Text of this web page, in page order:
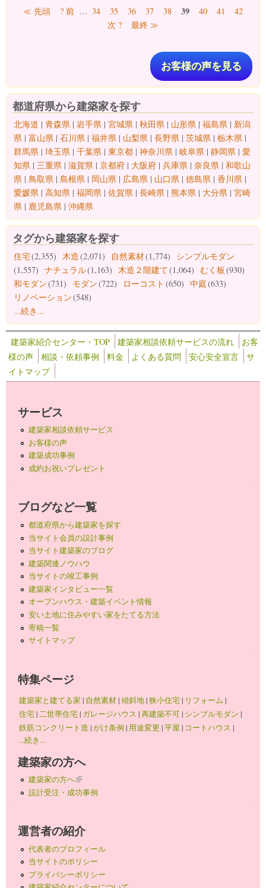
ページ
≪ 先頭 ? 前 … 34 35 36 37 38 39 40 41
42
次 ?
最終 ≫
お客様の声を見る
都道府県から建築家を探す
北海道 | 青森県 | 岩手県 | 宮城県 | 秋田県 | 山形県 | 福島県 | 新潟
県 | 富山県 | 石川県 | 福井県 | 山梨県 | 長野県 | 茨城県 | 栃木県 |
群馬県 | 埼玉県 | 千葉県 | 東京都 | 神奈川県 | 岐阜県 | 静岡県 | 愛
知県 | 三重県 | 滋賀県 | 京都府 | 大阪府 | 兵庫県 | 奈良県 | 和歌山
県 | 鳥取県 | 島根県 | 岡山県 | 広島県 | 山口県 | 徳島県 | 香川県 |
愛媛県 | 高知県 | 福岡県 | 佐賀県 | 長崎県 | 熊本県 | 大分県 | 宮崎
県 | 鹿児島県 | 沖縄県
タグから建築家を探す
住宅(2,355) 木造(2,071) 自然素材(1,774)
シンプルモダン
(1,557) ナチュラル(1,163) 木造２階建て(1,064) むく板 (930)
和モダン(731) モダン(722) ローコスト (650) 中庭(633)
リノベーション(548)
...続き...
建築家紹介センター・TOP 建築家相談依頼サービスの流れ
お客
様の声
相談・依頼事例 料金 よくある質問 安心安全宣言
サ
イトマップ
サービス
建築家相談依頼サービス
お客様の声
建築成功事例
成約お祝いプレゼント
ブログなど一覧
都道府県から建築家を探す
当サイト会員の設計事例
当サイト建築家のブログ
建築関連ノウハウ
当サイトの竣工事例
建築家インタビュー一覧
オープンハウス・建築イベント情報
安い土地に住みやすい家をたてる方法
寄稿一覧
サイトマップ
特集ページ
建築家と建てる家 | 自然素材|傾斜地|狭小住宅| リフォーム |
住宅| 二世帯住宅| ガレージハウス |再建築不可| シンプルモダン |
鉄筋コンクリート造 |がけ条例 | 用途変更 |平屋 | コートハウス |
...続き...
建築家の方へ
建築家の方へ(link is external)
設計受注・成功事例
運営者の紹介
代表者のプロフィール
当サイトのポリシー
プライバシーポリシー